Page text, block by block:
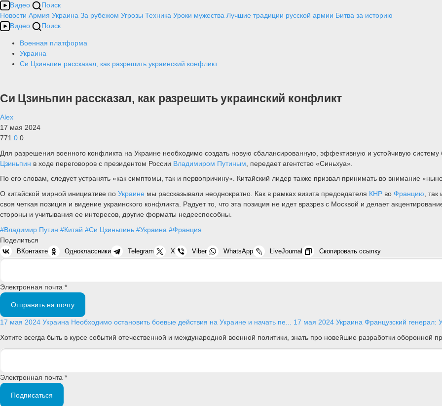
Видео
Поиск
Новости Армия Украина За рубежом Угрозы Техника Уроки мужества Лучшие традиции русской армии Битва за историю
Видео
Поиск
Военная платформа
Украина
Си Цзиньпин рассказал, как разрешить украинский конфликт
Си Цзиньпин рассказал, как разрешить украинский конфликт
Alex
17 мая 2024
771 0 0
Для разрешения военного конфликта на Украине необходимо создать новую сбалансированную, эффективную и устойчивую
Цзиньпин в ходе переговоров с президентом России Владимиром Путиным , передает агентство «Синьхуа».
По его словам, следует устранять «как симптомы, так и первопричину». Китайский лидер также призвал принимать во внимание
О китайской мирной инициативе по Украине мы рассказывали неоднократно. Как в рамках визита председателя КНР во Францию ,
своя четкая позиция и видение украинского конфликта. Радует то, что эта позиция не идет вразрез с Москвой и делает
стороны и учитывания ее интересов, другие форматы недееспособны.
#Владимир Путин #Китай #Си Цзиньпинь #Украина #Франция
Поделиться
ВКонтакте Одноклассники Telegram X Viber WhatsApp LiveJournal Скопировать ссылку
Электронная почта *
Отправить на почту
17 мая 2024 Украина Необходимо остановить боевые действия на Украине и начать пе... 17 мая 2024 Украина Французский генерал:
Хотите всегда быть в курсе событий отечественной и международной военной политики, знать про новейшие разработки
Электронная почта *
Подписаться